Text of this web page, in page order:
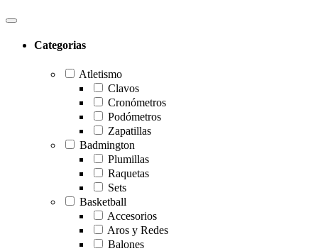
Categorias
Atletismo
Clavos
Cronómetros
Podómetros
Zapatillas
Badmington
Plumillas
Raquetas
Sets
Basketball
Accesorios
Aros y Redes
Balones